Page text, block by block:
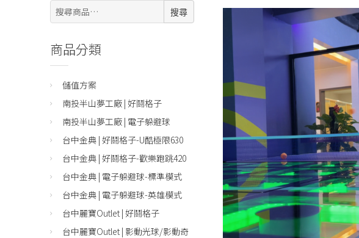
搜
尋:
搜尋
商品分類
儲值方案
南投半山夢工廠 | 好鬪格子
南投半山夢工廠 | 電子躲避球
台中金典 | 好鬪格子-U酷極限630
台中金典 | 好鬪格子-歡樂跑跳420
台中金典 | 電子躲避球-標準模式
台中金典 | 電子躲避球-英雄模式
台中麗寶Outlet | 好鬪格子
台中麗寶Outlet | 影動光球/影動奇